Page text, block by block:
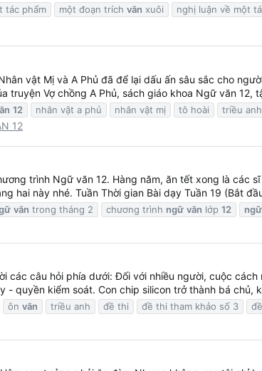
tác phẩm một đoạn trích văn xuôi nghị luận về một
vật Mị và A Phủ đã để lại dấu ấn sâu sắc cho
Vợ chồng A Phủ, sách giáo khoa Ngữ văn 12,
12 nhân vật a phủ nhân vật mị tô hoài triều anh
12
trình Ngữ văn 12. Hàng năm, ăn tết xong là các
hai này nhé. Tuần Thời gian Bài dạy Tuần 19 (Bắt
văn trong tháng 2 chương trình ngữ văn lớp 12 ngữ
các câu hỏi phía dưới: Đối với nhiều người, cuộc
quyền kiểm soát. Con chip silicon trở thành bá chủ,
ôn văn triều anh đề thi đề thi tham khảo số 3